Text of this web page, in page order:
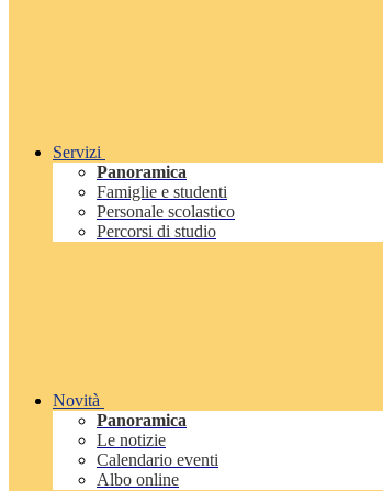
Servizi
Panoramica
Famiglie e studenti
Personale scolastico
Percorsi di studio
Novità
Panoramica
Le notizie
Calendario eventi
Albo online